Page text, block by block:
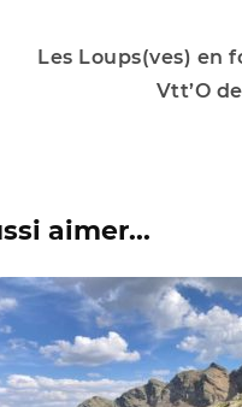
Les Loups(ves) en
Vtt’O
aimer...